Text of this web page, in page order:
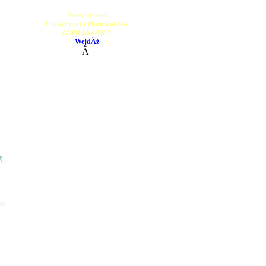
Nowa strona
Uniwersytetu HuncwotĂłw
ZAPRASZAMY
WejdÂź
Â